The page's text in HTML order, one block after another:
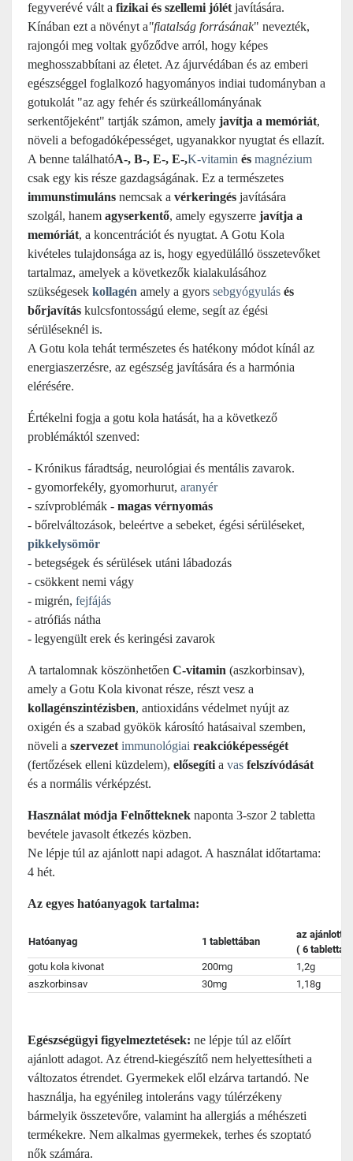
fegyverévé vált a fizikai és szellemi jólét javítására.
Kínában ezt a növényt a"fiatalság forrásának" nevezték,
rajongói meg voltak győződve arról, hogy képes
meghosszabbítani az életet. Az ájurvédában és az emberi
egészséggel foglalkozó hagyományos indiai tudományban a
gotukolát "az agy fehér és szürkeállományának
serkentőjeként" tartják számon, amely javítja a memóriát,
növeli a befogadóképességet, ugyanakkor nyugtat és ellazít.
A benne találhatóA-, B-, E-, E-,K-vitamin és magnézium
csak egy kis része gazdagságának. Ez a természetes
immunstimuláns nemcsak a vérkeringés javítására
szolgál, hanem agyserkentő, amely egyszerre javítja a
memóriát, a koncentrációt és nyugtat. A Gotu Kola
kivételes tulajdonsága az is, hogy egyedülálló összetevőket
tartalmaz, amelyek a következők kialakulásához
szükségesek kollagén amely a gyors sebgyógyulás és
bőrjavítás kulcsfontosságú eleme, segít az égési
sérüléseknél is.
A Gotu kola tehát természetes és hatékony módot kínál az
energiaszerzésre, az egészség javítására és a harmónia
elérésére.
Értékelni fogja a gotu kola hatását, ha a következő
problémáktól szenved:
- Krónikus fáradtság, neurológiai és mentális zavarok.
- gyomorfekély, gyomorhurut, aranyér
- szívproblémák - magas vérnyomás
- bőrelváltozások, beleértve a sebeket, égési sérüléseket,
pikkelysömör
- betegségek és sérülések utáni lábadozás
- csökkent nemi vágy
- migrén, fejfájás
- atrófiás nátha
- legyengült erek és keringési zavarok
A tartalomnak köszönhetően C-vitamin (aszkorbinsav),
amely a Gotu Kola kivonat része, részt vesz a
kollagénszintézisben, antioxidáns védelmet nyújt az
oxigén és a szabad gyökök károsító hatásaival szemben,
növeli a szervezet immunológiai reakcióképességét
(fertőzések elleni küzdelem), elősegíti a vas felszívódását
és a normális vérképzést.
Használat módja Felnőtteknek naponta 3-szor 2 tabletta
bevétele javasolt étkezés közben.
Ne lépje túl az ajánlott napi adagot. A használat időtartama:
4 hét.
Az egyes hatóanyagok tartalma:
Hatóanyag 1 tablettában
az ajánlott
( 6 tabletta)
gotu kola kivonat
200mg
1,2g
aszkorbinsav
30mg 1,18g
Egészségügyi figyelmeztetések: ne lépje túl az előírt
ajánlott adagot. Az étrend-kiegészítő nem helyettesítheti a
változatos étrendet. Gyermekek elől elzárva tartandó. Ne
használja, ha egyénileg intoleráns vagy túlérzékeny
bármelyik összetevőre, valamint ha allergiás a méhészeti
termékekre. Nem alkalmas gyermekek, terhes és szoptató
nők számára.